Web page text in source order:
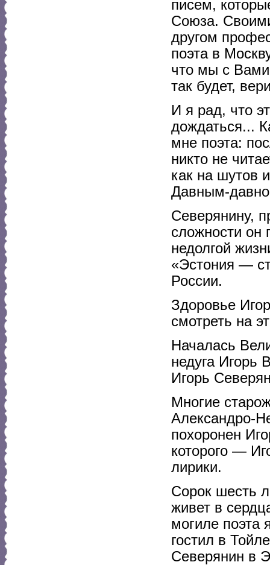
писем,
Союза.
другом
поэта в
что мы с Вами
так будет,
И я рад, что
дождаться...
мне поэта:
никто не
как на шутов
Давным-
Северянину,
сложности он
недолгой
«Эстония —
России.
Здоровье
смотреть на
Началась
недуга Игорь
Игорь
Многие
Александро-
похоронен
которого —
лирики.
Сорок шесть
живет в
могиле поэта
гостил в
Северянин в